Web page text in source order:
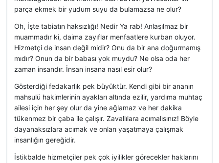
parça ekmek bir yudum suyu da bulamazsa ne olur?
Oh, İşte tabiatın haksızlığı! Nedir Ya rab! Anlaşılmaz bir
muammadır ki, daima zayıflar menfaatlere kurban oluyor.
Hizmetçi de insan değil midir? Onu da bir ana doğurmamış
mıdır? Onun da bir babası yok muydu? Ne olsa oda her
zaman insandır. İnsan insana nasıl esir olur?
Gösterdiği fedakarlık pek büyüktür. Kendi gibi bir ananın
mahsulü hakimlerinin ayakları altında ezilir, yardıma muhtaç
ailesi için her şey olur da yine ağlamaz ve her dakika
tükenmez bir çaba ile çalışır. Zavallılara acımalısınız! Böyle
dayanaksızlara acımak ve onları yaşatmaya çalışmak
insanlığın gereğidir.
İstikbalde hizmetçiler pek çok iyilikler görecekler haklarını